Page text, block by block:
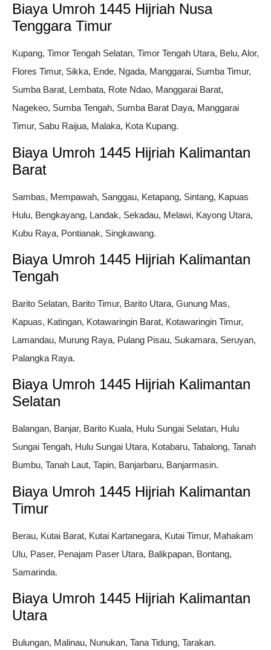
Biaya Umroh 1445 Hijriah Nusa
Tenggara Timur
Kupang, Timor Tengah Selatan, Timor Tengah Utara, Belu, Alor,
Flores Timur, Sikka, Ende, Ngada, Manggarai, Sumba Timur,
Sumba Barat, Lembata, Rote Ndao, Manggarai Barat,
Nagekeo, Sumba Tengah, Sumba Barat Daya, Manggarai
Timur, Sabu Raijua, Malaka, Kota Kupang.
Biaya Umroh 1445 Hijriah Kalimantan
Barat
Sambas, Mempawah, Sanggau, Ketapang, Sintang, Kapuas
Hulu, Bengkayang, Landak, Sekadau, Melawi, Kayong Utara,
Kubu Raya, Pontianak, Singkawang.
Biaya Umroh 1445 Hijriah Kalimantan
Tengah
Barito Selatan, Barito Timur, Barito Utara, Gunung Mas,
Kapuas, Katingan, Kotawaringin Barat, Kotawaringin Timur,
Lamandau, Murung Raya, Pulang Pisau, Sukamara, Seruyan,
Palangka Raya.
Biaya Umroh 1445 Hijriah Kalimantan
Selatan
Balangan, Banjar, Barito Kuala, Hulu Sungai Selatan, Hulu
Sungai Tengah, Hulu Sungai Utara, Kotabaru, Tabalong, Tanah
Bumbu, Tanah Laut, Tapin, Banjarbaru, Banjarmasin.
Biaya Umroh 1445 Hijriah Kalimantan
Timur
Berau, Kutai Barat, Kutai Kartanegara, Kutai Timur, Mahakam
Ulu, Paser, Penajam Paser Utara, Balikpapan, Bontang,
Samarinda.
Biaya Umroh 1445 Hijriah Kalimantan
Utara
Bulungan, Malinau, Nunukan, Tana Tidung, Tarakan.